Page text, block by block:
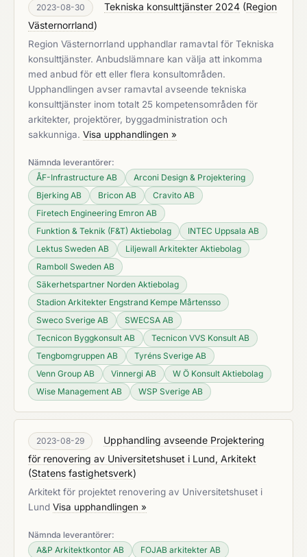
2023-08-30 Tekniska konsulttjänster 2024 (Region
Västernorrland)
Region Västernorrland upphandlar ramavtal för Tekniska
konsulttjänster. Anbudslämnare kan välja att inkomma
med anbud för ett eller flera konsultområden.
Upphandlingen avser ramavtal avseende tekniska
konsulttjänster inom totalt 25 kompetensområden för
arkitekter, projektörer, byggadministration och
sakkunniga. Visa upphandlingen »
Nämnda leverantörer:
ÅF-Infrastructure AB
Arconi Design & Projektering
Bjerking AB
Bricon AB
Cravito AB
Firetech Engineering Emron AB
Funktion & Teknik (F&T) Aktiebolag
INTEC Uppsala AB
Lektus Sweden AB
Liljewall Arkitekter Aktiebolag
Ramboll Sweden AB
Säkerhetspartner Norden Aktiebolag
Stadion Arkitekter Engstrand Kempe Mårtensso
Sweco Sverige AB
SWECSA AB
Tecnicon Byggkonsult AB
Tecnicon VVS Konsult AB
Tengbomgruppen AB
Tyréns Sverige AB
Venn Group AB
Vinnergi AB
W Ö Konsult Aktiebolag
Wise Management AB
WSP Sverige AB
2023-08-29
Upphandling avseende Projektering
för renovering av Universitetshuset i Lund, Arkitekt
(Statens fastighetsverk)
Arkitekt för projektet renovering av Universitetshuset i
Lund Visa upphandlingen »
Nämnda leverantörer:
A&P Arkitektkontor AB
FOJAB arkitekter AB